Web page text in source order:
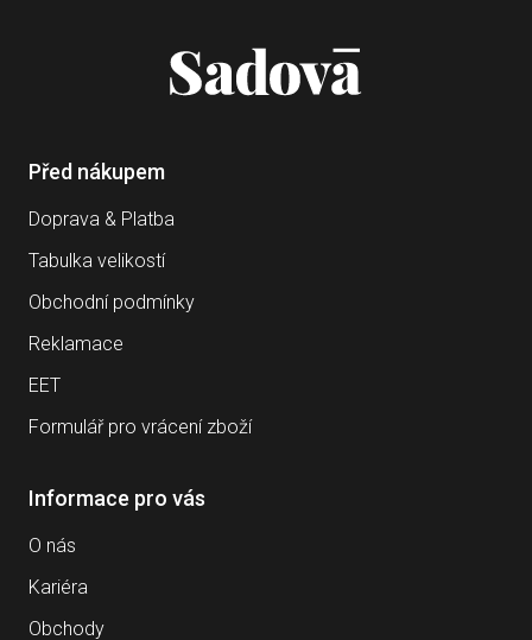
Před nákupem
Doprava & Platba
Tabulka velikostí
Obchodní podmínky
Reklamace
EET
Formulář pro vrácení zboží
Informace pro vás
O nás
Kariéra
Obchody